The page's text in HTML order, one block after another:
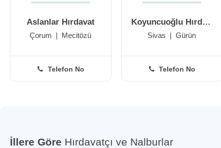
Aslanlar Hırdavat
Çorum | Mecitözü
Telefon No
Koyuncuoğlu Hırdavat
Sivas |Gürün
Telefon No
İllere Göre Hırdavatçı ve Nalburlar